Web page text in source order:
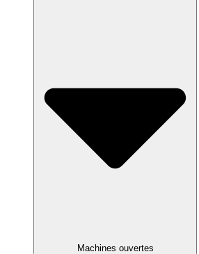
Machines ouvertes